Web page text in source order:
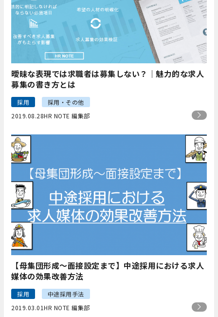
曖昧な表現では求職者は募集しない？｜魅力的な求人
募集の書き方とは
採用
採用・その他
2019.08.28HR NOTE 編集部
【母集団形成～面接設定まで】中途採用における求人
媒体の効果改善方法
採用
中途採用手法
2019.03.01HR NOTE 編集部